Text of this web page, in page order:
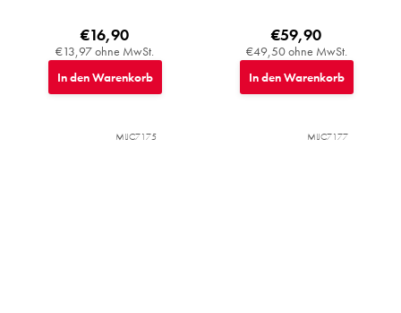
€13,97 ohne MwSt.
€16,90
In den Warenkorb
€49,50 ohne MwSt.
€59,90
In den Warenkorb
MIJC7175 MIJC7177